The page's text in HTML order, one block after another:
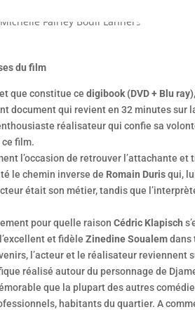
du film
que constitue ce digibook (DVD + Blu ray)
document qui revient en 32 minutes sur
réalisateur qui confie sa
film.
l’occasion de retrouver l’attachante et
le chemin inverse de Romain Durisqui,
était son métier, tandis que
pour quelle raison Cédric Klapisch
et fidèle Zinedine Soualemdans
l’acteur et le réalisateur reviennent
réalisé autour du personnage de
que la plupart des autres
habitants du quartier. A